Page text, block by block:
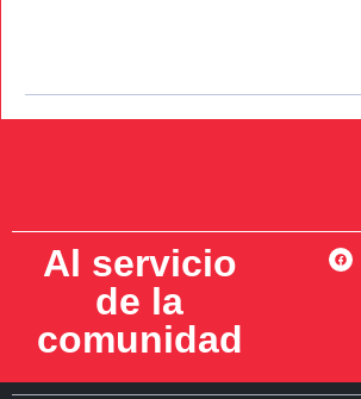
Al servicio
de la
comunidad